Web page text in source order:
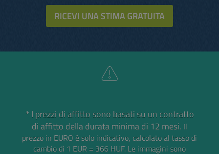
RICEVI UNA STIMA GRATUITA
* I prezzi di affitto sono basati su un contratto
di affitto della durata minima di 12 mesi. Il
prezzo in EURO è solo indicativo, calcolato al tasso di
cambio di 1 EUR = 366 HUF. Le immagini sono